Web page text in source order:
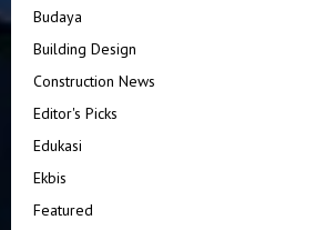
Budaya
Building Design
Construction News
Editor's Picks
Edukasi
Ekbis
Featured